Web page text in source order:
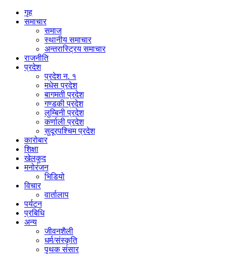
गृह
समाचार
समाज
स्थानीय समाचार
अन्तरास्ट्रिय समाचार
राजनीति
प्रदेश
प्रदेश न. १
मधेस प्रदेश
बागमती प्रदेश
गण्डकी प्रदेश
लुम्बिनी प्रदेश
कर्णाली प्रदेश
सुदूरपश्चिम प्रदेश
कारोबार
शिक्षा
खेलकुद
मनोरंजन
भिडियो
विचार
वार्तालाप
पर्यटन
प्रबिधि
अन्य
जीवनशैली
धर्म/संस्कृति
पृथक संसार